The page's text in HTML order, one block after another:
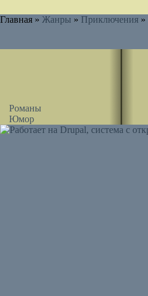
Главная » Жанры » Приключения »
Романы
Юмор